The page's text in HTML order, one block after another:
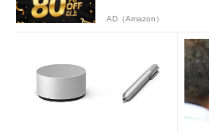
AD（Amazon）